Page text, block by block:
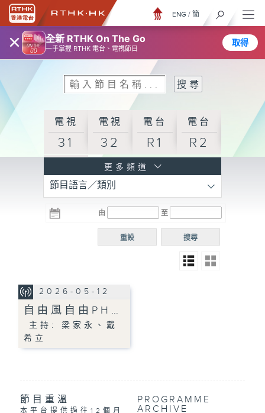
× 全新 RTHK On The Go
一手掌握 RTHK 電台、電視節目
取得
ENG / 簡
電視
31
電視
32
電台
R1
電台
R2
R3
電台 電台
R5
電台
普通
更多頻道
節目語言／類別
由 至
搜尋
重設
2026-05-12
自由風自由PH…
主持: 梁家永、戴
希立
節目重溫
本平台提供過往12個月
PROGRAMME
ARCHIVE